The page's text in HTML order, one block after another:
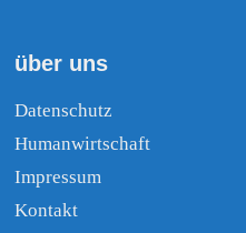
über uns
Datenschutz
Humanwirtschaft
Impressum
Kontakt